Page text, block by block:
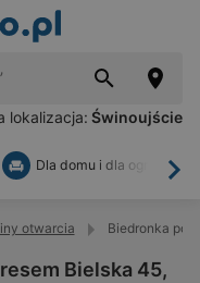
lokalizacja: Świnoujście
Dla domu i dla ogrodu
otwarcia Biedronka pod
Bielska 45,